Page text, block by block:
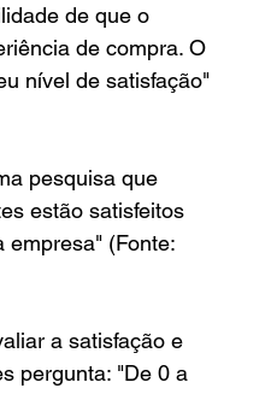
de que o
de compra. O
nível de satisfação"
pesquisa que
estão satisfeitos
empresa" (Fonte:
a satisfação e
pergunta: "De 0 a